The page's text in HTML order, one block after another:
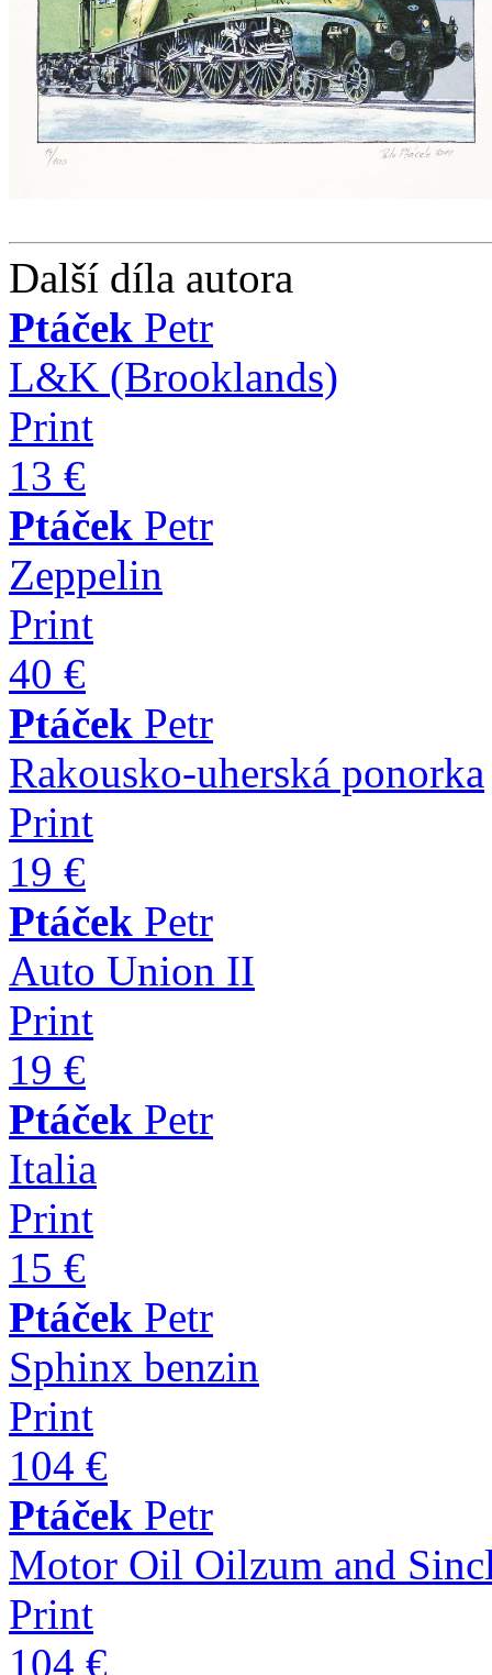
Další díla autora
Ptáček Petr
L&K (Brooklands)
Print
13 €
Ptáček Petr
Zeppelin
Print
40 €
Ptáček Petr
Rakousko-uherská ponorka
Print
19 €
Ptáček Petr
Auto Union II
Print
19 €
Ptáček Petr
Italia
Print
15 €
Ptáček Petr
Sphinx benzin
Print
104 €
Ptáček Petr
Motor Oil Oilzum and
Print
104 €